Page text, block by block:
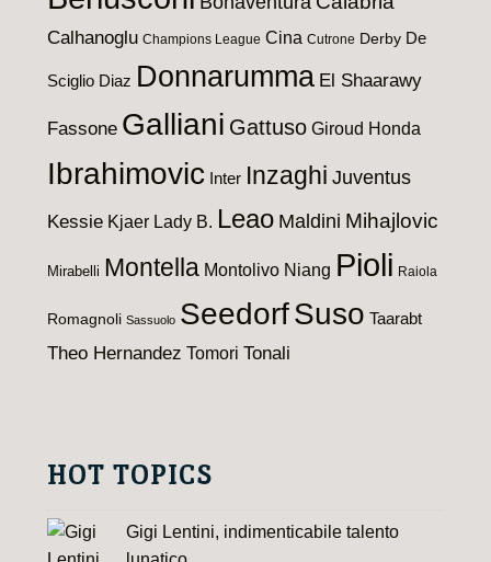
Calhanoglu Champions League Cina Cutrone Derby De
Sciglio Diaz Donnarumma El Shaarawy
Fassone Galliani Gattuso Giroud Honda
Ibrahimovic Inter Inzaghi Juventus
Kessie Kjaer Lady B. Leao Maldini Mihajlovic
Mirabelli Montella Montolivo Niang Pioli Raiola
Romagnoli Sassuolo SeedorfSuso Taarabt
Theo Hernandez Tomori Tonali
HOT TOPICS
Gigi Lentini, indimenticabile talento